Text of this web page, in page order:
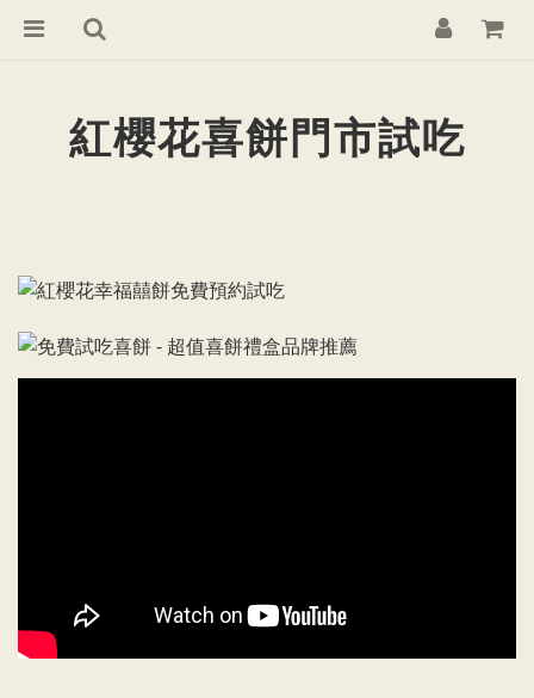
紅櫻花喜餅門市試吃